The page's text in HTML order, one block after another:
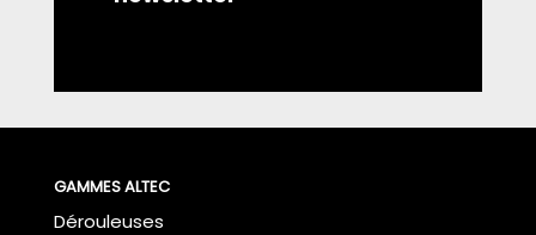
GAMMES ALTEC
Dérouleuses